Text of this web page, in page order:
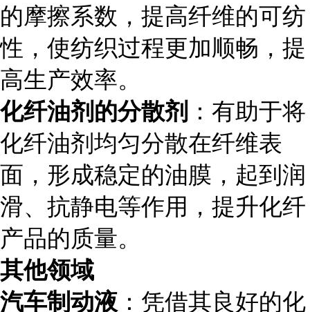
的摩擦系数，提高纤维的可纺
性，使纺织过程更加顺畅，提
高生产效率。
化纤油剂的分散剂 ：有助于将
化纤油剂均匀分散在纤维表
面，形成稳定的油膜，起到润
滑、抗静电等作用，提升化纤
产品的质量。
其他领域
汽车制动液 ：凭借其良好的化